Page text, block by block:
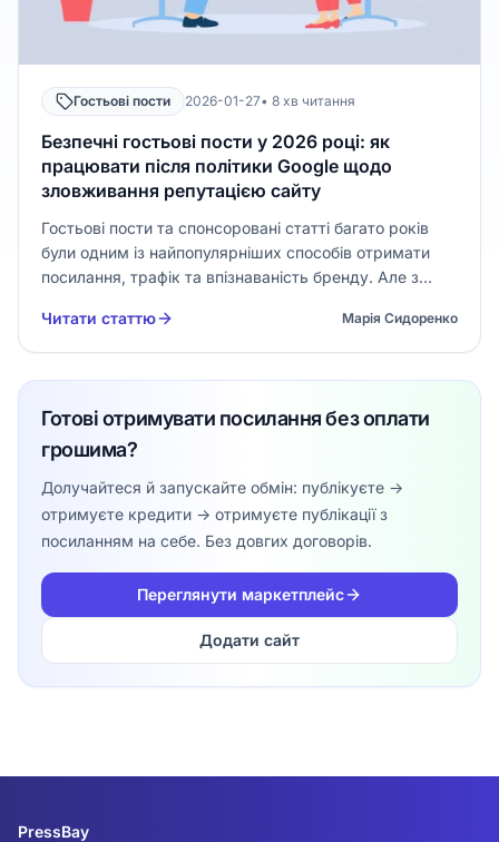
Гостьові пости 2026-01-27• 8 хв читання
Безпечні гостьові пости у 2026 році: як
працювати після політики Google щодо
зловживання репутацією сайту
Гостьові пости та спонсоровані статті багато років
були одним із найпопулярніших способів отримати
посилання, трафік та впізнаваність бренду. Але з
репутацією сайту (Site Reputation Abuse) у 2024 році
правила гри різко змінилися.…
Читати статтю Марія Сидоренко
Готові отримувати посилання без оплати
грошима?
Долучайтеся й запускайте обмін: публікуєте ->
отримуєте кредити -> отримуєте публікації з
посиланням на себе. Без довгих договорів.
Переглянути маркетплейс
Додати сайт
PressBay